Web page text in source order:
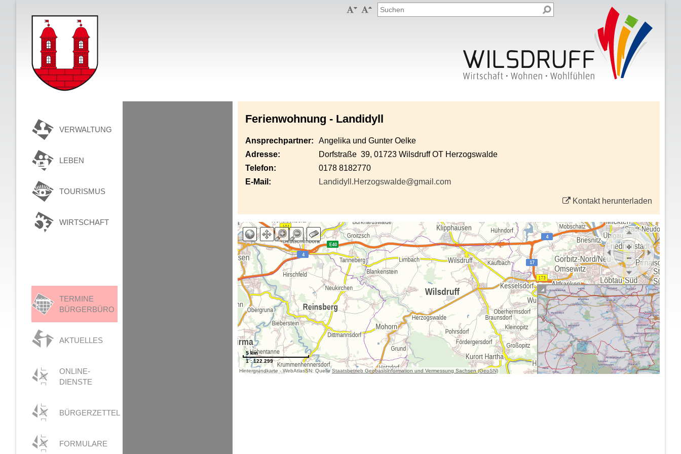
 
VERWALTUNG
LEBEN
TOURISMUS
WIRTSCHAFT
TERMINE
BÜRGERBÜRO
AKTUELLES
ONLINE-
DIENSTE
BÜRGERZETTEL
FORMULARE
Ferienwohnung - Landidyll
Ansprechpartner:
Angelika und Gunter Oelke
Adresse:
Dorfstraße 39, 01723 Wilsdruff OT Herzogswalde
Telefon:
0178 8182770
E-Mail:
Landidyll.Herzogswalde@gmail.com
Kontakt herunterladen
Hintergrundkarte - WebAtlasSN: QuelleStaatsbetrieb Geobasisinformation und Vermessung Sachsen (GeoSN)
5 km
1 : 122.299